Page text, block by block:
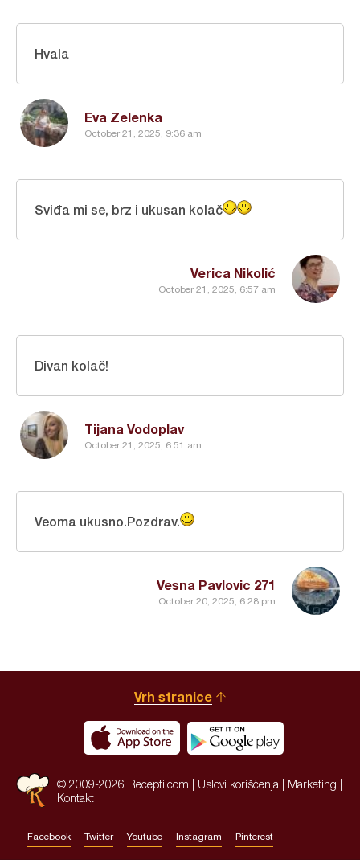
Eva Zelenka
October 21, 2025, 9:36 am
Hvala
Verica Nikolić
October 21, 2025, 6:57 am
Sviđa mi se, brz i ukusan kolač
Tijana Vodoplav
October 21, 2025, 6:51 am
Divan kolač!
Vesna Pavlovic 271
October 20, 2025, 6:28 pm
Veoma ukusno.Pozdrav.
Vrh stranice
© 2009-2026 Recepti.com | Uslovi korišćenja Marketing
Kontakt
Facebook Twitter Youtube Instagram Pinterest